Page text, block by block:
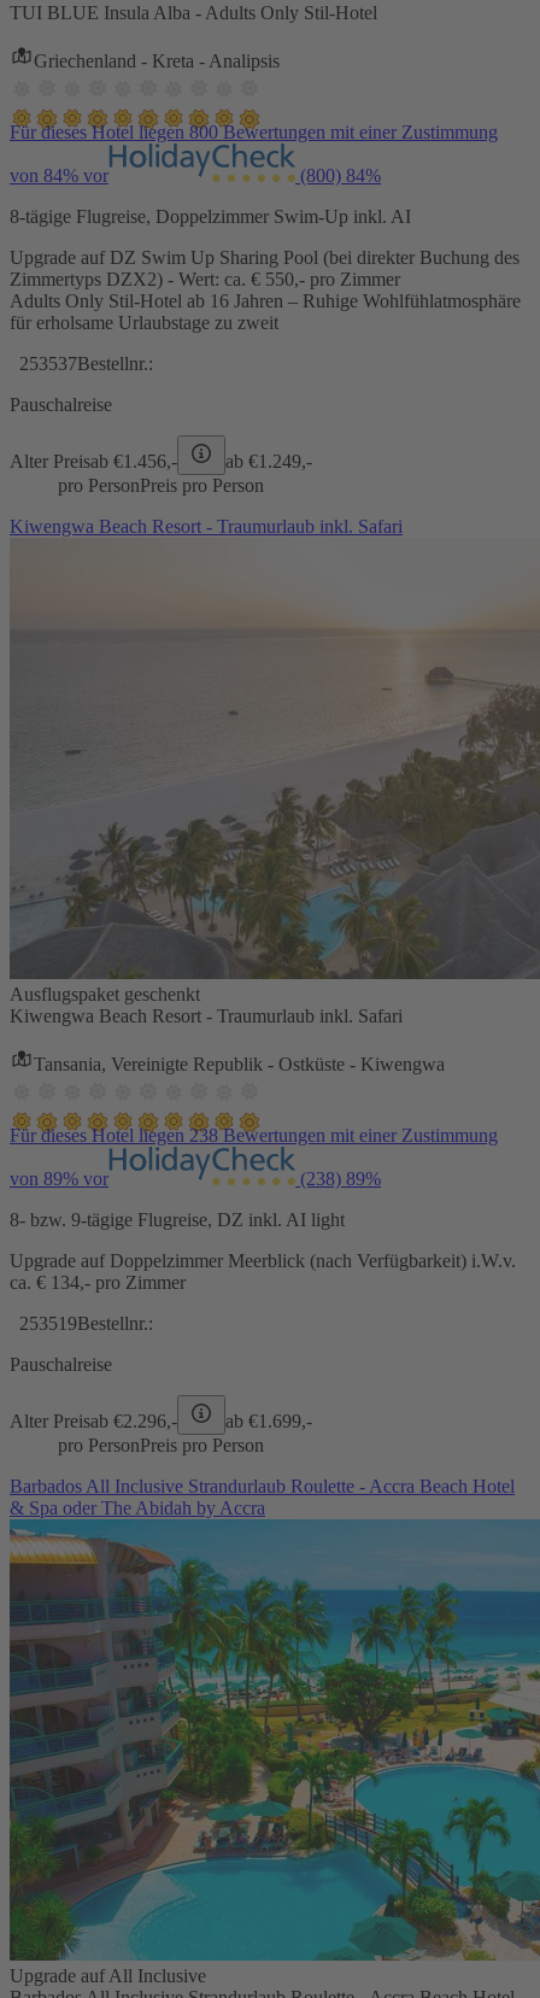
TUI BLUE Insula Alba - Adults Only Stil-Hotel
Griechenland - Kreta - Analipsis
Für dieses Hotel liegen 800 Bewertungen mit einer Zustimmung
von 84% vor (800) 84%
8-tägige Flugreise, Doppelzimmer Swim-Up inkl. AI
Upgrade auf DZ Swim Up Sharing Pool (bei direkter Buchung des
Zimmertyps DZX2) - Wert: ca. € 550,- pro Zimmer
Adults Only Stil-Hotel ab 16 Jahren – Ruhige Wohlfühlatmosphäre
für erholsame Urlaubstage zu zweit
253537Bestellnr.:
Pauschalreise
Alter Preisab €1.456,- ab €1.249,-
pro PersonPreis pro Person
Kiwengwa Beach Resort - Traumurlaub inkl. Safari
Ausflugspaket geschenkt
Kiwengwa Beach Resort - Traumurlaub inkl. Safari
Tansania, Vereinigte Republik - Ostküste - Kiwengwa
Für dieses Hotel liegen 238 Bewertungen mit einer Zustimmung
von 89% vor (238) 89%
8- bzw. 9-tägige Flugreise, DZ inkl. AI light
Upgrade auf Doppelzimmer Meerblick (nach Verfügbarkeit) i.W.v.
ca. € 134,- pro Zimmer
253519Bestellnr.:
Pauschalreise
Alter Preisab €2.296,- ab €1.699,-
pro PersonPreis pro Person
Barbados All Inclusive Strandurlaub Roulette - Accra Beach Hotel
& Spa oder The Abidah by Accra
Upgrade auf All Inclusive